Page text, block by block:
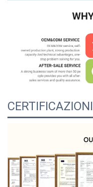
CERTIFICAZIONI